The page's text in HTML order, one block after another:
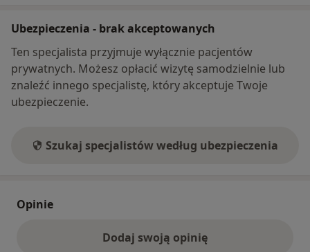
Ubezpieczenia - brak akceptowanych
Ten specjalista przyjmuje wyłącznie pacjentów
prywatnych. Możesz opłacić wizytę samodzielnie lub
znaleźć innego specjalistę, który akceptuje Twoje
ubezpieczenie.
Szukaj specjalistów według ubezpieczenia
Opinie
Dodaj swoją opinię